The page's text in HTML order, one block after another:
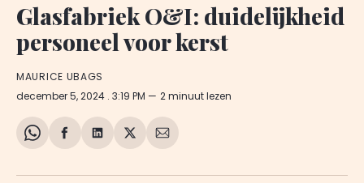
Glasfabriek O&I: duidelijkheid
personeel voor kerst
MAURICE UBAGS
december 5, 2024 . 3:19 PM 2 minuut lezen
Share
WhatsApp
Delen
Facebook
Delen
LinkedIn
Share
X
Deel
E-